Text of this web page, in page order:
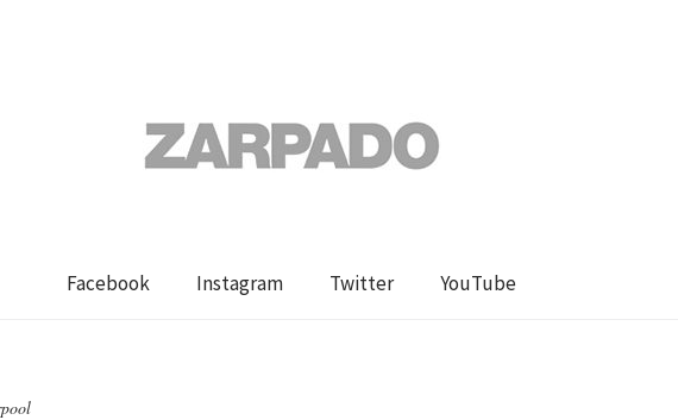
Facebook Instagram Twitter YouTube